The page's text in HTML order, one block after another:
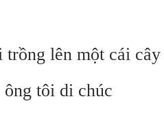
trồng lên một cái cây
ông tôi di chúc